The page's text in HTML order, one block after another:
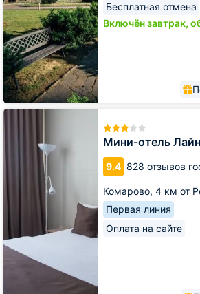
Бесплатная отмена
Включён завтрак,
Мини-отель
9.4 828 отзывов
Комарово, 4 км от
Первая линия
Оплата на сайте
Мини-